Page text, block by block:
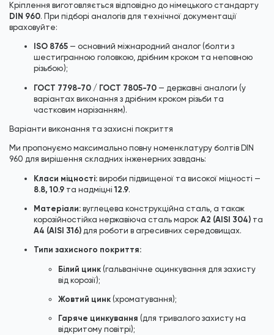
Кріплення виготовляється відповідно до німецького стандарту
DIN 960. При підборі аналогів для технічної документації
враховуйте:
ISO 8765 — основний міжнародний аналог (болти з
шестигранною головкою, дрібним кроком та неповною
різьбою);
ГОСТ 7798-70 / ГОСТ 7805-70 — державні аналоги (у
варіантах виконання з дрібним кроком різьби та
частковим нарізанням).
Варіанти виконання та захисні покриття
Ми пропонуємо максимально повну номенклатуру болтів DIN
960 для вирішення складних інженерних завдань:
Класи міцності: вироби підвищеної та високої міцності —
8.8, 10.9 та надміцні 12.9.
Матеріали: вуглецева конструкційна сталь, а також
корозійностійка нержавіюча сталь марок A2 (AISI 304) та
A4 (AISI 316) для роботи в агресивних середовищах.
Типи захисного покриття:
Білий цинк (гальванічне оцинкування для захисту
від корозії);
Жовтий цинк (хроматування);
Гаряче цинкування (для тривалого захисту на
відкритому повітрі);